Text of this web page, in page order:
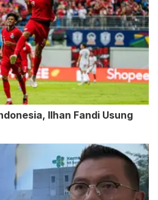
Ilhan Fandi Usung